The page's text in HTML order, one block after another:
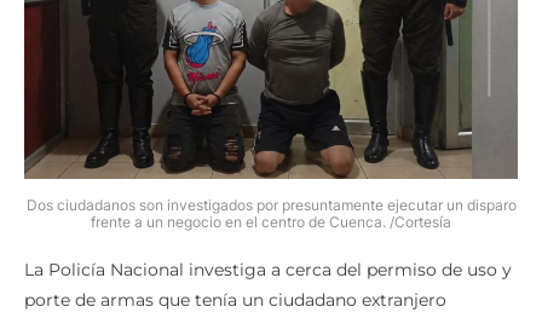
Dos ciudadanos son investigados por presuntamente ejecutar un disparo
frente a un negocio en el centro de Cuenca. /Cortesía
La Policía Nacional investiga a cerca del permiso de uso y
porte de armas que tenía un ciudadano extranjero